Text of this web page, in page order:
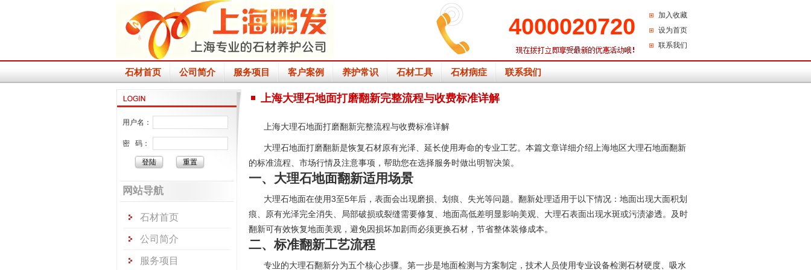
加入收藏
设为首页
联系我们
4000020720
石材首页 公司简介 服务项目 客户案例 养护常识 石材工具 石材病症 联系我们
用户名：
密 码：
网站导航
石材首页
公司简介
服务项目
上海大理石地面打磨翻新完整流程与收费标准详解
上海大理石地面打磨翻新完整流程与收费标准详解
大理石地面打磨翻新是恢复石材原有光泽、延长使用寿命的专业工艺。本篇文章详细介绍上海地区大理石地面翻新
的标准流程、市场行情及注意事项，帮助您在选择服务时做出明智决策。
一、大理石地面翻新适用场景
大理石地面在使用3至5年后，表面会出现磨损、划痕、失光等问题。翻新处理适用于以下情况：地面出现大面积划
痕、原有光泽完全消失、局部破损或裂缝需要修复、地面高低差明显影响美观、大理石表面出现水斑或污渍渗透。及时
翻新可有效恢复地面美观，避免因损坏加剧而必须更换石材，节省整体装修成本。
二、标准翻新工艺流程
专业的大理石翻新分为五个核心步骤。第一步是地面检测与方案制定，技术人员使用专业设备检测石材硬度、吸水